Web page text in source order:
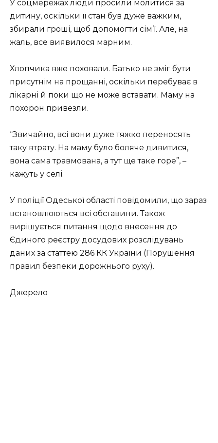
У соцмережах люди просили молитися за
дитину, оскільки її стан був дуже важким,
збирали гроші, щоб допомогти сім’ї. Але, на
жаль, все виявилося марним.
Хлопчика вже поховали. Батько не зміг бути
присутнім на прощанні, оскільки перебуває в
лікарні й поки що не може вставати. Маму на
похорон привезли.
“Звичайно, всі вони дуже тяжко переносять
таку втрату. На маму було боляче дивитися,
вона сама травмована, а тут ще таке горе”, –
кажуть у селі.
У поліції Одеської області повідомили, що зараз
встановлюються всі обставини. Також
вирішується питання щодо внесення до
Єдиного реєстру досудових розслідувань
даних за статтею 286 КК України (Порушення
правил безпеки дорожнього руху).
Джерело